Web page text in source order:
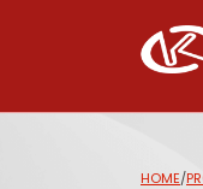
HOME/